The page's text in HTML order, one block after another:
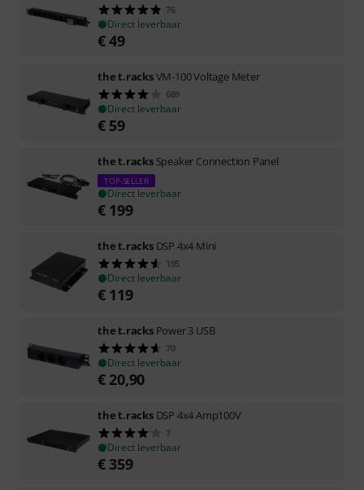
76
Direct leverbaar
€49
the t.racksVM-100 Voltage Meter
669
Direct leverbaar
€ 59
the t.racks Speaker Connection Panel
TOP-SELLER
Direct leverbaar
€ 199
the t.racks DSP 4x4 Mini
195
Direct leverbaar
€ 119
the t.racks Power 3 USB
70
Direct leverbaar
€ 20,90
the t.racks DSP 4x4 Amp100V
7
Direct leverbaar
€ 359